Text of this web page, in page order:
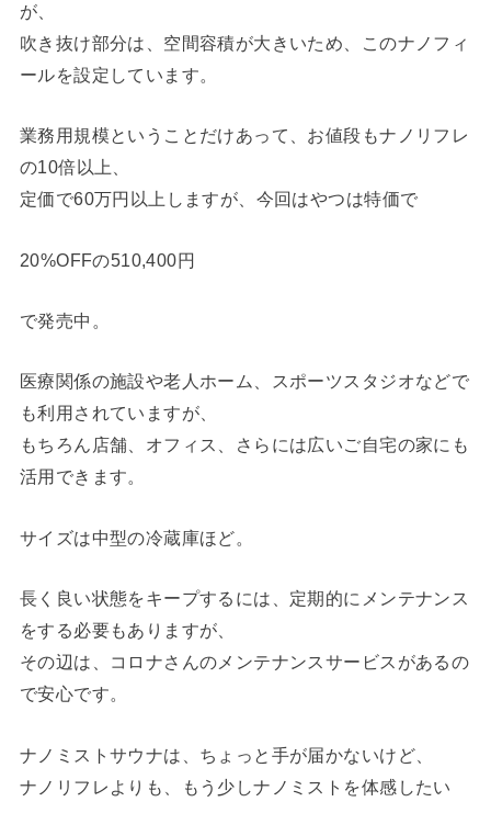
が、
吹き抜け部分は、空間容積が大きいため、このナノフィ
ールを設定しています。
業務用規模ということだけあって、お値段もナノリフレ
の10倍以上、
定価で60万円以上しますが、今回はやつは特価で
20%OFFの510,400円
で発売中。
医療関係の施設や老人ホーム、スポーツスタジオなどで
も利用されていますが、
もちろん店舗、オフィス、さらには広いご自宅の家にも
活用できます。
サイズは中型の冷蔵庫ほど。
長く良い状態をキープするには、定期的にメンテナンス
をする必要もありますが、
その辺は、コロナさんのメンテナンスサービスがあるの
で安心です。
ナノミストサウナは、ちょっと手が届かないけど、
ナノリフレよりも、もう少しナノミストを体感したい